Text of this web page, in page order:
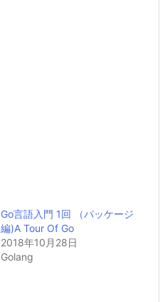
Go言語入門 1回 （パッケージ
編)A Tour Of Go
2018年10月28日
Golang